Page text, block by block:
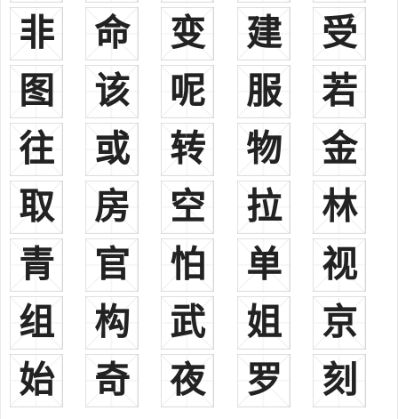
22%。
郑姓起源：
1、系自姬姓。周厉王之少子宣王之母弟桓公友之后。桓公初受
封于郑，在周之畿内(故城在今陕西华县西北)，后徒溱洧之间，今河
南新郑是也，战国时为韩所灭，子孙播于陈、宋，以国为氏。
2、金时女真人石抹氏汉姓为郑。清满洲人姓，世居沈阳。又，
清满洲八旗舒穆禄氏、郑佳氏等后均有改姓郑者。今满族姓。
3、清高丽人姓，世居得州。今朝鲜姓。
4、裕固族增斯恩氏之汉姓为郑。
5、台湾土著、京、壮、瑶、彝、白、蒙古、回、黎、东乡、
羌、锡伯等民族均有此姓。
郑弘，汉时南阳太守。郑成功，明时南安人，明末清初收复台
湾。
郡望：荥阳。
其他：
日本侵占台湾时期曾用日本姓谷川的台湾土著人，在台湾光复
非
命 变 建
受
图
该 呢 服
若
往
或 转 物
金
取
房 空 拉
林
青
官 怕 单
视
组
构 武 姐
京
始
奇 夜 罗 刻